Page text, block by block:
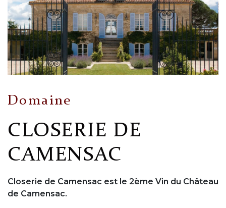
Domaine
CLOSERIE DE
CAMENSAC
Closerie de Camensac est le 2ème Vin du Château
de Camensac.